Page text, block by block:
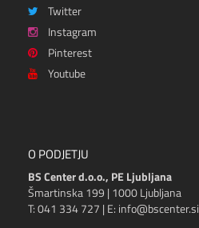
Twitter
Instagram
Pinterest
Youtube
O PODJETJU
BS Center d.o.o., PE Ljubljana
Šmartinska 199 | 1000 Ljubljana
T: 041 334 727 | E: info@bscenter.si